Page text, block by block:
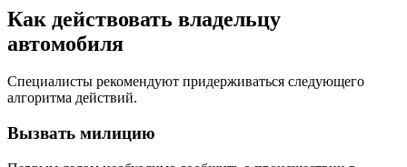
Как действовать владельцу
автомобиля
Специалисты рекомендуют придерживаться следующего
алгоритма действий.
Вызвать милицию